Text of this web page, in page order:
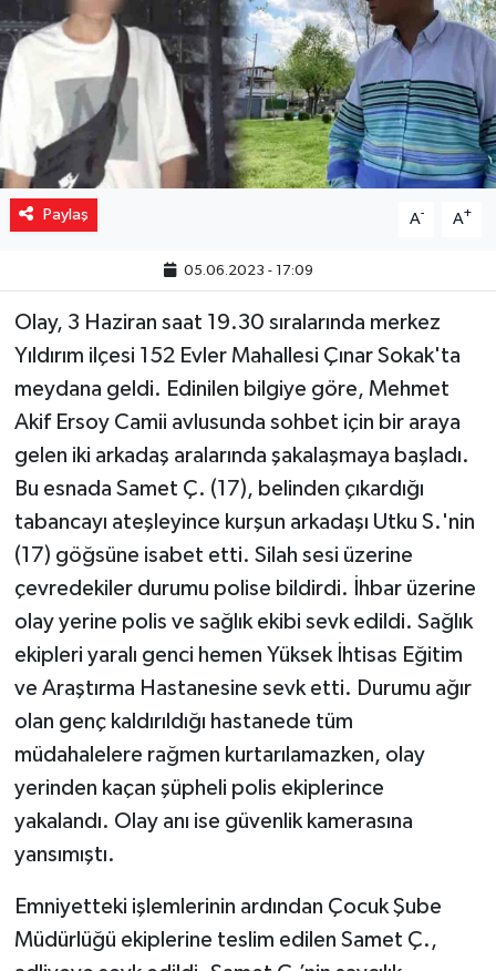
Paylaş A- A+
05.06.2023 - 17:09
Olay, 3 Haziran saat 19.30 sıralarında merkez
Yıldırım ilçesi 152 Evler Mahallesi Çınar Sokak'ta
meydana geldi. Edinilen bilgiye göre, Mehmet
Akif Ersoy Camii avlusunda sohbet için bir araya
gelen iki arkadaş aralarında şakalaşmaya başladı.
Bu esnada Samet Ç. (17), belinden çıkardığı
tabancayı ateşleyince kurşun arkadaşı Utku S.'nin
(17) göğsüne isabet etti. Silah sesi üzerine
çevredekiler durumu polise bildirdi. İhbar üzerine
olay yerine polis ve sağlık ekibi sevk edildi. Sağlık
ekipleri yaralı genci hemen Yüksek İhtisas Eğitim
ve Araştırma Hastanesine sevk etti. Durumu ağır
olan genç kaldırıldığı hastanede tüm
müdahalelere rağmen kurtarılamazken, olay
yerinden kaçan şüpheli polis ekiplerince
yakalandı. Olay anı ise güvenlik kamerasına
yansımıştı.
Emniyetteki işlemlerinin ardından Çocuk Şube
Müdürlüğü ekiplerine teslim edilen Samet Ç.,
Resmi ilanlar